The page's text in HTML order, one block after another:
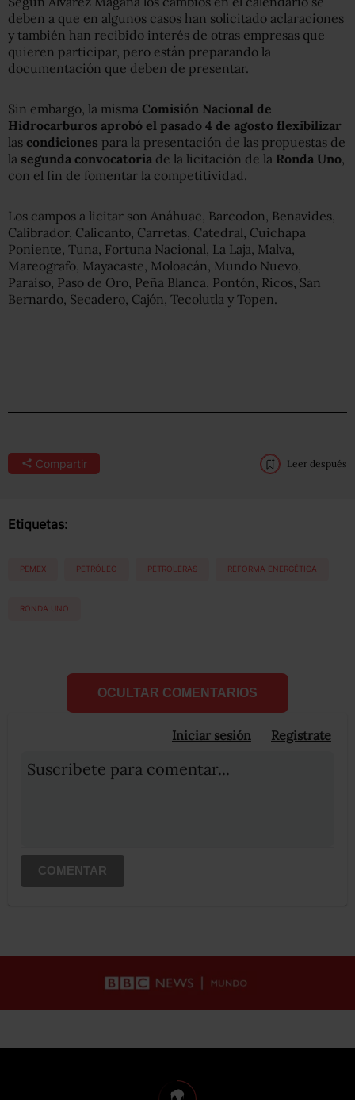
deben a que en algunos casos han solicitado aclaraciones
y también han recibido interés de otras empresas que
quieren participar, pero están preparando la
documentación que deben de presentar.
Sin embargo, la misma Comisión Nacional de
Hidrocarburos aprobó el pasado 4 de agosto flexibilizar
las condiciones para la presentación de las propuestas de
la segunda convocatoria de la licitación de la Ronda Uno
con el fin de fomentar la competitividad.
Los campos a licitar son Anáhuac, Barcodon, Benavides,
Calibrador, Calicanto, Carretas, Catedral, Cuichapa
Poniente, Tuna, Fortuna Nacional, La Laja, Malva,
Mareografo, Mayacaste, Moloacán, Mundo Nuevo,
Paraíso, Paso de Oro, Peña Blanca, Pontón, Ricos, San
Bernardo, Secadero, Cajón, Tecolutla y Topen.
Compartir Leer después
Etiquetas:
PEMEX PETRÓLEO PETROLERAS REFORMA ENERGÉTICA
RONDA UNO
OCULTAR COMENTARIOS
Iniciar sesión Registrate
Suscribete para comentar...
COMENTAR